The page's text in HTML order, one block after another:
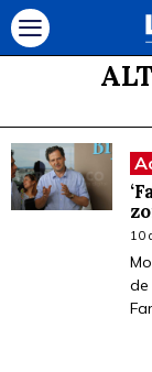
10
de